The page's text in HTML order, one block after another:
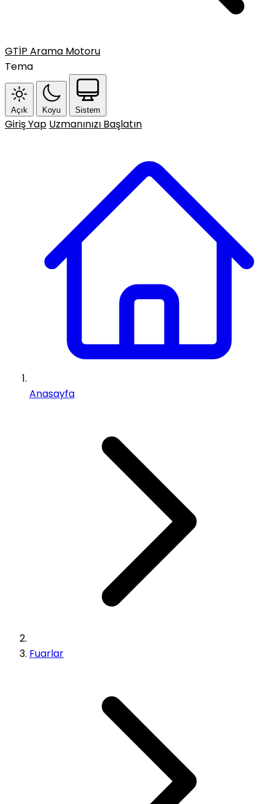
GTİP Arama Motoru
Tema
Açık Koyu Sistem
Giriş Yap Uzmanınızı Başlatın
Anasayfa
Fuarlar